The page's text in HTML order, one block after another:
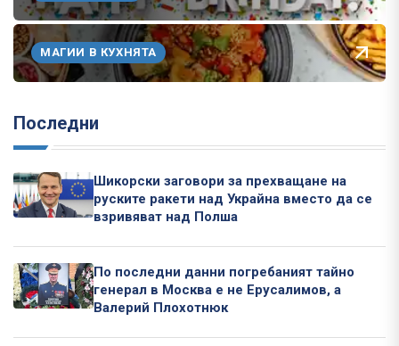
МАГИИ В КУХНЯТА
Последни
Шикорски заговори за прехващане на
руските ракети над Украйна вместо да се
взривяват над Полша
По последни данни погребаният тайно
генерал в Москва е не Ерусалимов, а
Валерий Плохотнюк